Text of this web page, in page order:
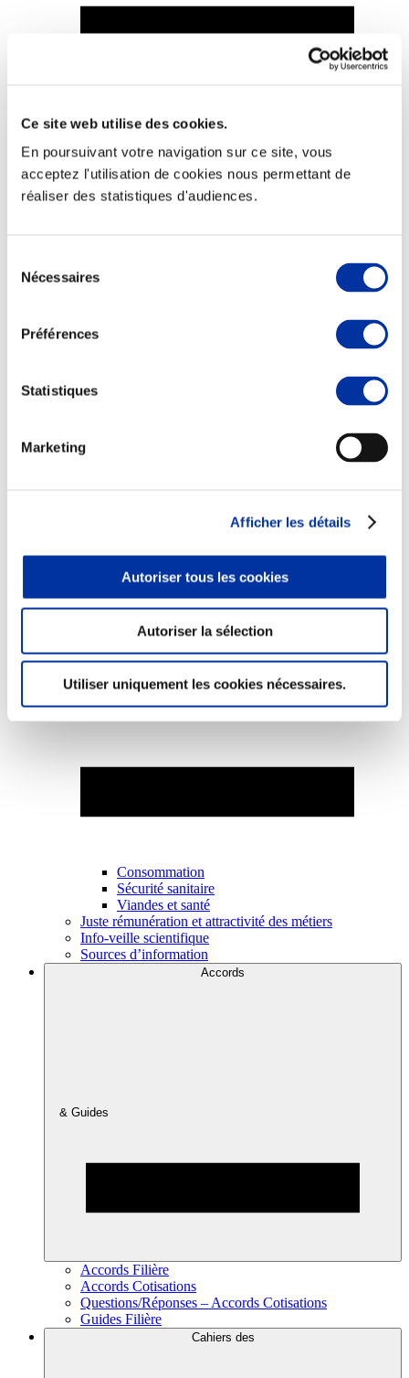
Ce site web utilise des cookies.
En poursuivant votre navigation sur ce site, vous
acceptez l'utilisation de cookies nous permettant de
réaliser des statistiques d'audiences.
Nécessaires
Préférences
Statistiques
Marketing
Afficher les détails
Autoriser tous les cookies
Autoriser la sélection
Utiliser uniquement les cookies nécessaires.
Valorisation de l’herbe
Autonomie des élevages
Qualité air, eau, sols
Economie de ressources
Evaluation environnementale
Transport – mise en marché
Partenaire Climat
Alimentation de qualité, raisonnée et durable
Consommation
Sécurité sanitaire
Viandes et santé
Juste rémunération et attractivité des métiers
Info-veille scientifique
Sources d’information
Accords
& Guides
Accords Filière
Accords Cotisations
Questions/Réponses – Accords Cotisations
Guides Filière
Cahiers des